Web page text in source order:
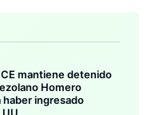
mantiene detenido
Homero
haber ingresado